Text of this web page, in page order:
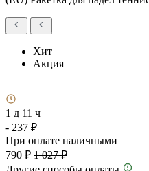
Хит
Акция
1 д 11 ч
- 237 ₽
При оплате наличными
790 ₽ 1 027 ₽